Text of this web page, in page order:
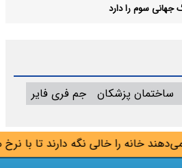
خانه را خالی نگه دارند تا با نرخ
جهانی سوم را دارد
ساختمان پزشکان جم فری فایر